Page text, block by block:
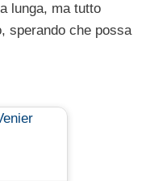
lunga, ma tutto
sperando che possa